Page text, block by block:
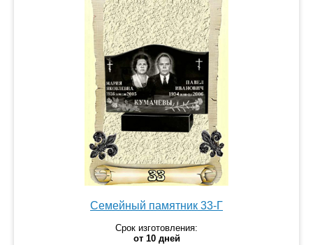
Семейный памятник 33-Г
Срок изготовления:
от 10 дней